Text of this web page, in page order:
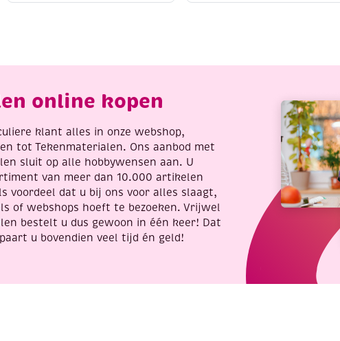
aantal
14
14
online kopen
klant alles in onze webshop,
tot Tekenmaterialen. Ons aanbod met
sluit op alle hobbywensen aan. U
van meer dan 10.000 artikelen
voordeel dat u bij ons voor alles slaagt,
of webshops hoeft te bezoeken. Vrijwel
bestelt u dus gewoon in één keer! Dat
u bovendien veel tijd én geld!